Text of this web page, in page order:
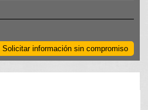
Solicitar información sin compromiso